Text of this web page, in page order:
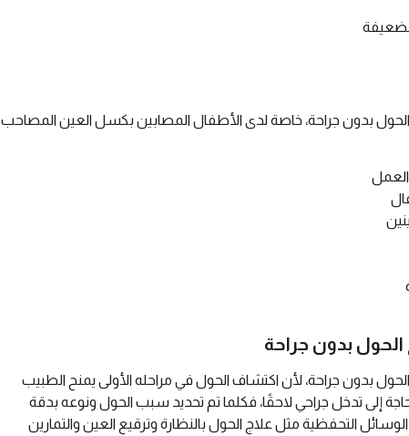
بدون جراحة، خاصة لدى الأطفال المصابين بكسل العين المصاحب
بدون جراحة
بدون جراحة، لأن اكتشاف الحول في مراحله الأولى يمنح الطبيب
إلى تدخل جراحي لاحقًا، فكلما تم تحديد سبب الحول ونوعه بدقة
التحفظية مثل علاج الحول بالنظارة وترقيع العين والتمارين